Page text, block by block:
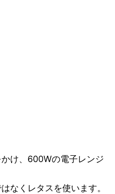
け、600Wの電子レンジ
なくレタスを使います。